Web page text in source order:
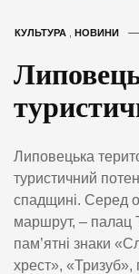
КУЛЬТУРА НОВИНИ
Липовецька
туристичний
спадщині. Серед
маршрут, – палац
пам’ятні знаки
хрест»,